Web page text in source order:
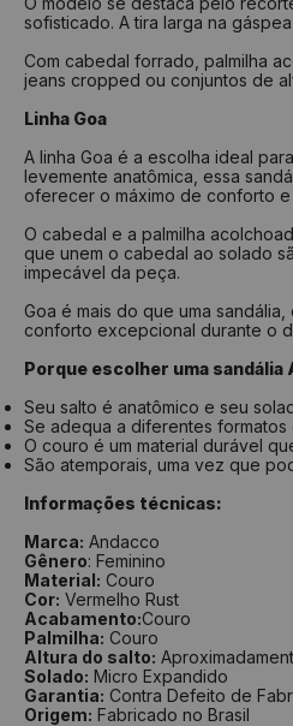
sofisticado. A tira larga na
Com cabedal forrado, palmilha
jeans cropped ou conjuntos de
Linha Goa
A linha Goa é a escolha ideal
levemente anatômica, essa
oferecer o máximo de conforto
O cabedal e a palmilha
que unem o cabedal ao solado
impecável da peça.
Goa é mais do que uma
conforto excepcional durante o
Porque escolher uma sandália
Seu salto é anatômico e seu
Se adequa a diferentes
O couro é um material durável
São atemporais, uma vez que
Informações técnicas:
Marca: Andacco
Gênero: Feminino
Material: Couro
Cor: Vermelho Rust
Acabamento:Couro
Palmilha: Couro
Altura do salto:
Solado: Micro Expandido
Garantia: Contra Defeito de
Origem: Fabricado no Brasil